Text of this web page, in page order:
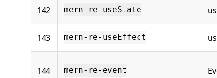
142 mern-re-useState
143 mern-re-useEffect
144 mern-re-event